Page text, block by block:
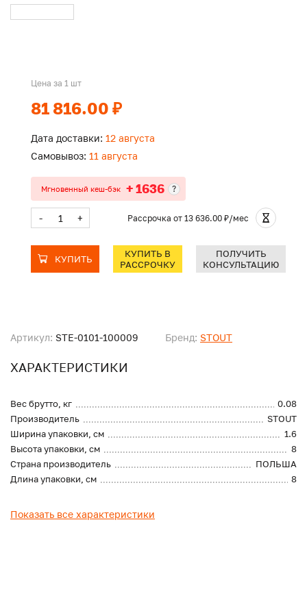
Артикул: STE-0101-100009 Бренд: STOUT
ХАРАКТЕРИСТИКИ
Вес брутто, кг
0.08
Производитель
STOUT
Ширина упаковки, см
1.6
Высота упаковки, см
8
Страна производитель
ПОЛЬША
Длина упаковки, см
8
Показать все характеристики
Цена за 1 шт
81 816.00 ₽
Дата доставки: 12 августа
Самовывоз: 11 августа
Мгновенный кеш-бэк + 1636 ?
- + Рассрочка от 13 636.00 ₽/мес
КУПИТЬ
КУПИТЬ В
РАССРОЧКУ
ПОЛУЧИТЬ
КОНСУЛЬТАЦИЮ